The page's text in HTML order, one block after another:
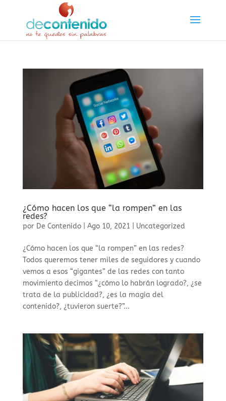
¿Cómo hacen los que “la rompen” en las
redes?
por De Contenido| Ago 10, 2021 Uncategorized
¿Cómo hacen los que “la rompen” en las redes?
Todos queremos tener miles de seguidores y cuando
vemos a esos “gigantes” de las redes con tanto
movimiento decimos “¿cómo lo habrán logrado?, ¿se
trata de la publicidad?, ¿es la magia del
contenido?, ¿tuvieron suerte?”...